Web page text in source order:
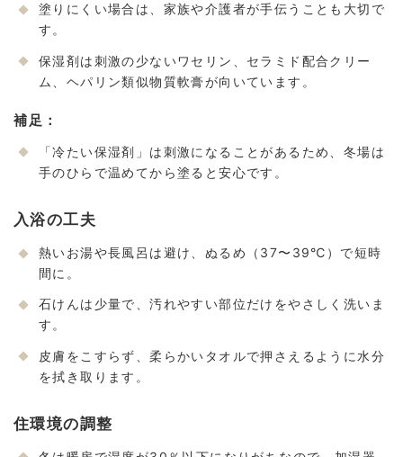
塗りにくい場合は、家族や介護者が手伝うことも大切で
す。
保湿剤は刺激の少ないワセリン、セラミド配合クリー
ム、ヘパリン類似物質軟膏が向いています。
補足：
「冷たい保湿剤」は刺激になることがあるため、冬場は
手のひらで温めてから塗ると安心です。
入浴の工夫
熱いお湯や長風呂は避け、ぬるめ（37〜39℃）で短時
間に。
石けんは少量で、汚れやすい部位だけをやさしく洗いま
す。
皮膚をこすらず、柔らかいタオルで押さえるように水分
を拭き取ります。
住環境の調整